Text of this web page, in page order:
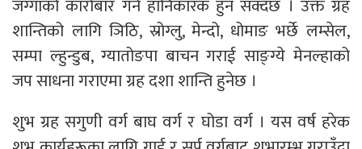
जग्गाको कारोबार गर्न हानिकारक हुन सक्दछ । उक्त ग्रह
शान्तिको लागि ञिठि, स्रोग्लु, मेन्दो, धोमाङ भर्छे लम्सेल,
सम्पा ल्हुन्डुब, ग्यातोङपा बाचन गराई साङ्ग्ये मेनल्हाको
जप साधना गराएमा ग्रह दशा शान्ति हुनेछ ।
शुभ ग्रह सगुणी वर्ग बाघ वर्ग र घोडा वर्ग । यस वर्ष हरेक